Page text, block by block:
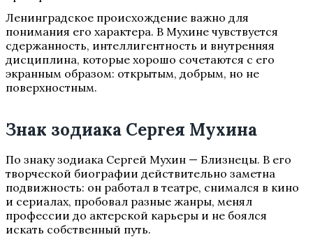
Ленинградское происхождение важно для
понимания его характера. В Мухине чувствуется
сдержанность, интеллигентность и внутренняя
дисциплина, которые хорошо сочетаются с его
экранным образом: открытым, добрым, но не
поверхностным.
Знак зодиака Сергея Мухина
По знаку зодиака Сергей Мухин — Близнецы. В его
творческой биографии действительно заметна
подвижность: он работал в театре, снимался в кино
и сериалах, пробовал разные жанры, менял
профессии до актерской карьеры и не боялся
искать собственный путь.